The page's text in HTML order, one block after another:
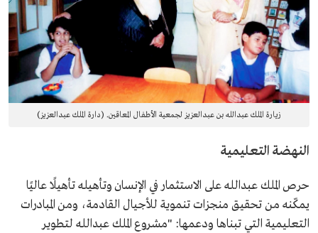
زيارة الملك عبدالله بن عبدالعزيز لجمعية الأطفال المعاقين. (دارة الملك عبدالعزيز)
النهضة التعليمية
حرص الملك عبدالله على الاستثمار في الإنسان وتأهيله تأهيلًا عاليًا
يمكّنه من تحقيق منجزات تنموية للأجيال القادمة، ومن المبادرات
التعليمية التي تبناها ودعمها: "مشروع الملك عبدالله لتطوير